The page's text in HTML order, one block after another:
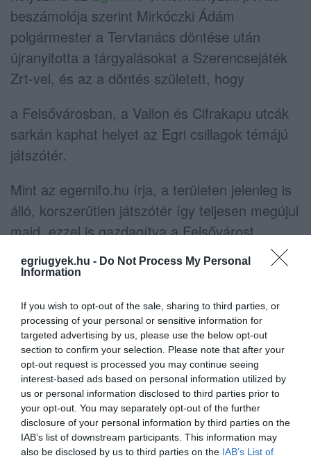
egriugyek.hu - Do Not Process My Personal
Information
If you wish to opt-out of the sale, sharing to third parties, or
processing of your personal or sensitive information for
targeted advertising by us, please use the below opt-out
section to confirm your selection. Please note that after your
opt-out request is processed you may continue seeing
interest-based ads based on personal information utilized by
us or personal information disclosed to third parties prior to
your opt-out. You may separately opt-out of the further
disclosure of your personal information by third parties on the
IAB’s list of downstream participants. This information may
also be disclosed by us to third parties on the IAB’s List of
beszámolója szerint Mirkóczki Ádám
polgármester a Tervtanács döntése után
újranyitotta a tárgyalásokat a Szerencsejáték
Zrt-vel, és az a döntés született, hogy
a Felsővárosban, a Vallon és Cifrakapu utcák
sarkán kaphat helyet az Egri csillagok témájú
játszótér.
Mint az egernifo.hu írja, a területen jelenleg is
álló, korszerűtlen játszótér így teljesen megújul
majd, ezzel is gazdagítva a Felsővárost.
(Képek forrása: EgerInfo)
Ne maradjon le a legfrissebb hírekről, kövessen
bennünket az EGRI ÜGYEK Google Hírek oldalán!
VISSZA A FŐOLDALRA